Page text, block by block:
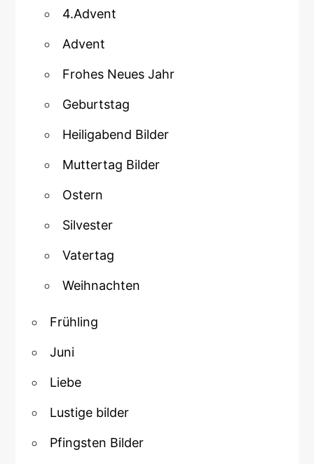
4.Advent
Advent
Frohes Neues Jahr
Geburtstag
Heiligabend Bilder
Muttertag Bilder
Ostern
Silvester
Vatertag
Weihnachten
Frühling
Juni
Liebe
Lustige bilder
Pfingsten Bilder